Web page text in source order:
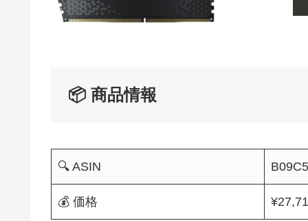
📦 商品情報
🔍 ASIN
💰 価格